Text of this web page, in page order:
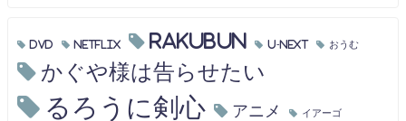
DVD Netflix RAKUBUN U-NEXT おうむ
かぐや様は告らせたい
るろうに剣心 アニメ イアーゴ